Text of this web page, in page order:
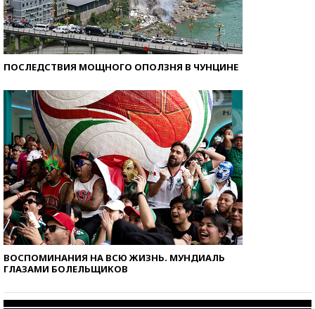
ПОСЛЕДСТВИЯ МОЩНОГО ОПОЛЗНЯ В ЧУНЦИНЕ
ВОСПОМИНАНИЯ НА ВСЮ ЖИЗНЬ. МУНДИАЛЬ
ГЛАЗАМИ БОЛЕЛЬЩИКОВ